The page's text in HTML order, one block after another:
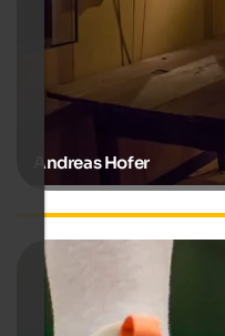
Andreas Hofer
Hanspeter Eisendle